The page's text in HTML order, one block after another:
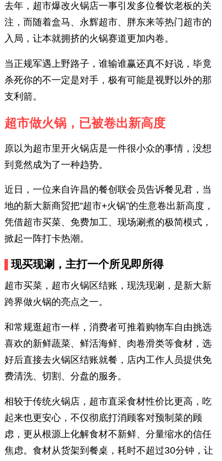
去年，超市爆改火锅店一事引发多位餐饮老板的关
注，而随着盒马、永辉超市、胖东来等热门超市的
入局，让本就拥挤的火锅赛道更加内卷。
当正规军遇上野路子，谁输谁赢还真不好说，毕竟
杀死你的不一定是对手，极有可能是视野以外的那
支利箭。
超市做火锅，已被卷出新高度
原以为超市里开火锅店是一件很小众的事情，没想
到竟然成为了一种趋势。
近日，一位来自许昌的餐创联会员告诉餐见君，当
地的新大新商贸把“超市+火锅”的生意卷出新高度，
凭借超市买菜、免费加工、现场涮煮的极简模式，
掀起一阵打卡热潮。
现买现涮，主打一个所见即所得
超市买菜，超市火锅区结账，现洗现涮，是新大新
跨界做火锅的亮点之一。
和常规逛超市一样，消费者可推着购物车自由挑选
喜欢的新鲜蔬菜、鲜活海鲜、肉卷滑类等食材，选
好后直接去火锅区结账就餐，店内工作人员提供免
费清洗、切割、分盘的服务。
相较于传统火锅店，超市直采食材性价比更高，吃
起来也更安心，不仅彻底打消顾客对预制菜的顾
虑，更从根源上化解食材不新鲜、分量缩水的信任
焦虑。食材从货架到餐桌，耗时不超过30分钟，让